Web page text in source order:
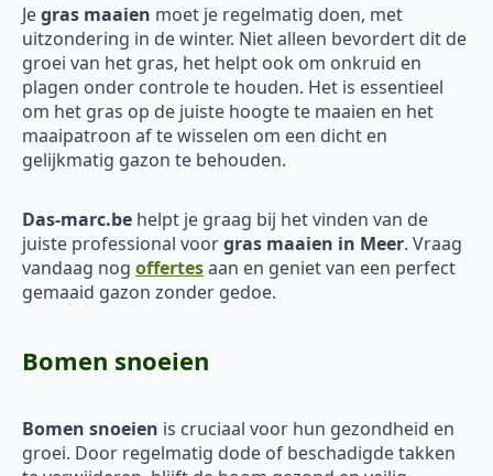
Jegras maaien moet je regelmatig doen, met
uitzondering in de winter. Niet alleen bevordert dit de
groei van het gras, het helpt ook om onkruid en
plagen onder controle te houden. Het is essentieel
om het gras op de juiste hoogte te maaien en het
maaipatroon af te wisselen om een dicht en
gelijkmatig gazon te behouden.
Das-marc.be helpt je graag bij het vinden van de
juiste professional voorgras maaien in Meer. Vraag
vandaag nog offertesaan en geniet van een perfect
gemaaid gazon zonder gedoe.
Bomen snoeien
Bomen snoeien is cruciaal voor hun gezondheid en
groei. Door regelmatig dode of beschadigde takken